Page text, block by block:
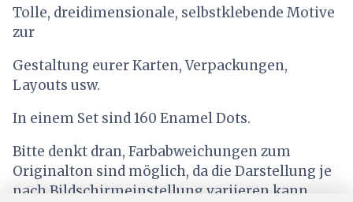
Tolle, dreidimensionale, selbstklebende Motive
zur
Gestaltung eurer Karten, Verpackungen,
Layouts usw.
In einem Set sind 160 Enamel Dots.
Bitte denkt dran, Farbabweichungen zum
Originalton sind möglich, da die Darstellung je
nach Bildschirmeinstellung variieren kann.